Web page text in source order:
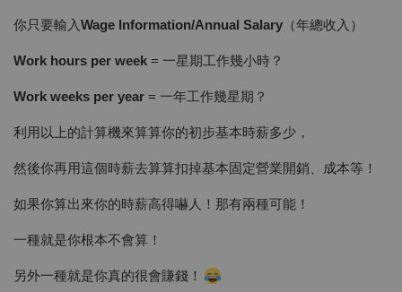
你只要輸入Wage Information/Annual Salary （年總收入）
Work hours per week = 一星期工作幾小時？
Work weeks per year = 一年工作幾星期？
利用以上的計算機來算算你的初步基本時薪多少，
然後你再用這個時薪去算算扣掉基本固定營業開銷、成本等！
如果你算出來你的時薪高得嚇人！那有兩種可能！
一種就是你根本不會算！
另外一種就是你真的很會賺錢！